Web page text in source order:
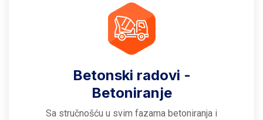
Betonski radovi -
Betoniranje
Sa stručnošću u svim fazama betoniranja i